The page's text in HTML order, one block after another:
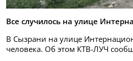
Все случилось на улице
В Сызрани на улице
человека. Об этом КТВ-ЛУЧ